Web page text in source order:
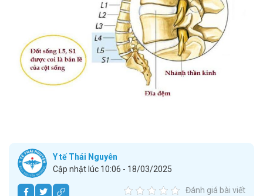
Y tế Thái Nguyên
Cập nhật lúc 10:06 - 18/03/2025
Đánh giá bài viết